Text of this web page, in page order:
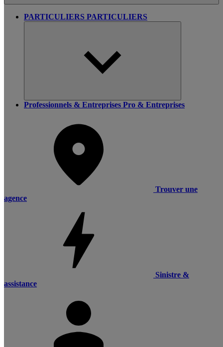
PARTICULIERS PARTICULIERS
Professionnels & Entreprises Pro & Entreprises
Trouver une
agence
Sinistre &
assistance